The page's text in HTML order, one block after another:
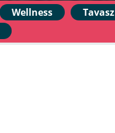
Wellness
Tavasz